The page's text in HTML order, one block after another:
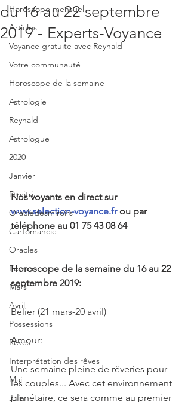
Horoscope mensuel
Articles
Voyance gratuite avec Reynald
Votre communauté
Horoscope de la semaine
Astrologie
Reynald
Astrologue
2020
Janvier
Dimitri
Oracledesmiroirs
Cartomancie
Oracles
Février
Mars
Avril
Possessions
Rêves
Interprétation des rêves
Mai
Juin
du 16 au 22 septembre
2019 - Experts-Voyance
Nos voyants en direct sur
www.selection-voyance.fr ou par
téléphone au 01 75 43 08 64
Horoscope de la semaine du 16 au 22
septembre 2019:
Bélier (21 mars-20 avril)
Amour:
Une semaine pleine de rêveries pour
les couples... Avec cet environnement
planétaire, ce sera comme au premier